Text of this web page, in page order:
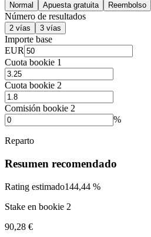
Normal Apuesta gratuita Reembolso
Número de resultados
2 vías 3 vías
Importe base
EUR
Cuota bookie 1
Cuota bookie 2
Comisión bookie 2
%
Reparto
Resumen recomendado
Rating estimado144,44 %
Stake en bookie 2
90,28 €